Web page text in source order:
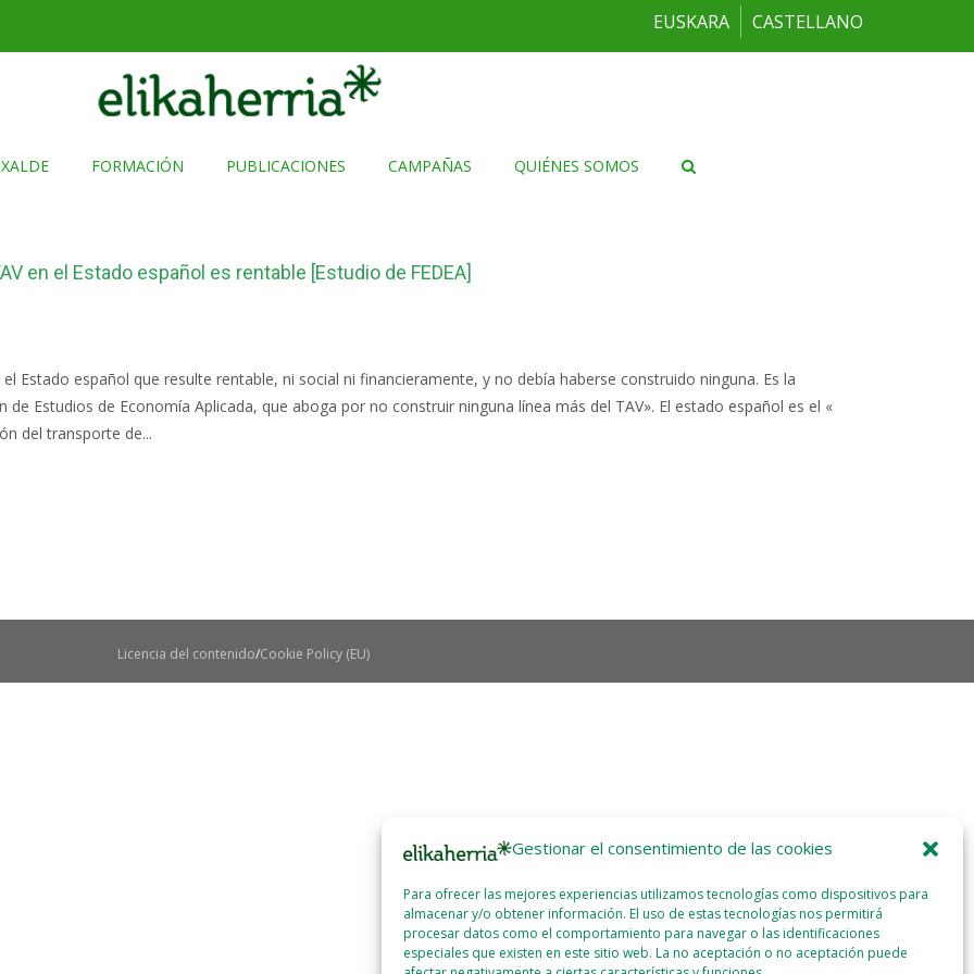
Gestionar el consentimiento de las cookies
Para ofrecer las mejores experiencias utilizamos tecnologías como dispositivos para
almacenar y/o obtener información. El uso de estas tecnologías nos permitirá
procesar datos como el comportamiento para navegar o las identificaciones
especiales que existen en este sitio web. La no aceptación o no aceptación puede
EUSKARA CASTELLANO
FORMACIÓN PUBLICACIONES CAMPAÑAS QUIÉNES SOMOS
en el Estado español es rentable [Estudio de FEDEA]
Estado español que resulte rentable, ni social ni financieramente, y no debía haberse construido ninguna. Es la
Estudios de Economía Aplicada, que aboga por no construir ninguna línea más del TAV». El estado español es el «
del transporte de...
Licencia del contenido Cookie Policy (EU)